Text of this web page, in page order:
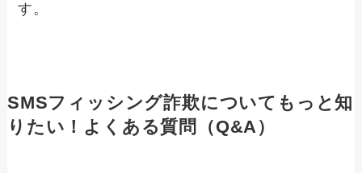
す。
SMSフィッシング詐欺についてもっと知
りたい！よくある質問（Q&A）